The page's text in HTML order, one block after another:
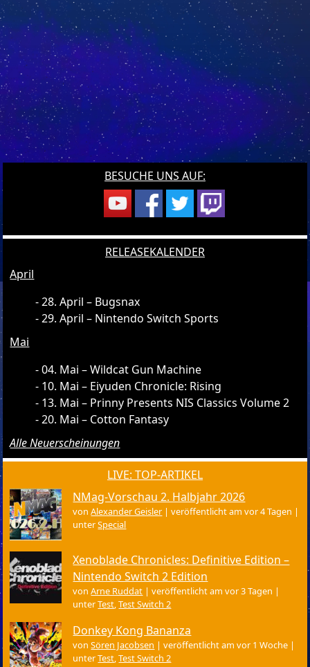
BESUCHE UNS AUF:
RELEASEKALENDER
April
28. April – Bugsnax
29. April – Nintendo Switch Sports
Mai
04. Mai – Wildcat Gun Machine
10. Mai – Eiyuden Chronicle: Rising
13. Mai – Prinny Presents NIS Classics Volume 2
20. Mai – Cotton Fantasy
Alle Neuerscheinungen
LIVE: TOP-ARTIKEL
NMag-Vorschau 2. Halbjahr 2026
vonAlexander Geisler |veröffentlicht am vor 4 Tagen |
unterSpecial
Xenoblade Chronicles: Definitive Edition –
Nintendo Switch 2 Edition
vonArne Ruddat |veröffentlicht am vor 3 Tagen |
unterTest,Test Switch 2
Donkey Kong Bananza
vonSören Jacobsen |veröffentlicht am vor 1 Woche |
unterTest,Test Switch 2